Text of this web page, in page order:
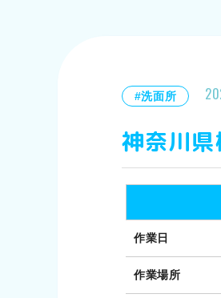
#洗面所
神奈川
作業日
作業場所